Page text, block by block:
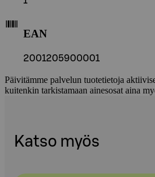
EAN
2001205900001
Päivitämme palvelun tuotetietoja
kuitenkin tarkistamaan ainesosat aina
Katso myös